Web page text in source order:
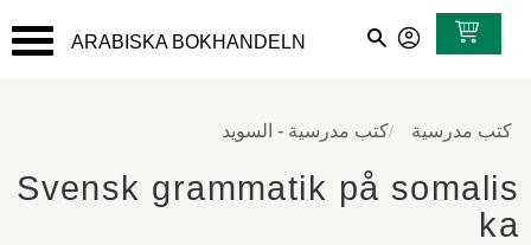
القائمة
ARABISKA BOKHANDELN
كتب مدرسية كتب مدرسية - السويد
Svensk grammatik på somalis
ka